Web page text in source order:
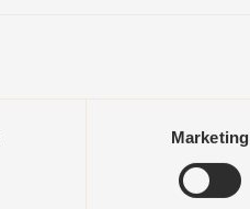
Marketing